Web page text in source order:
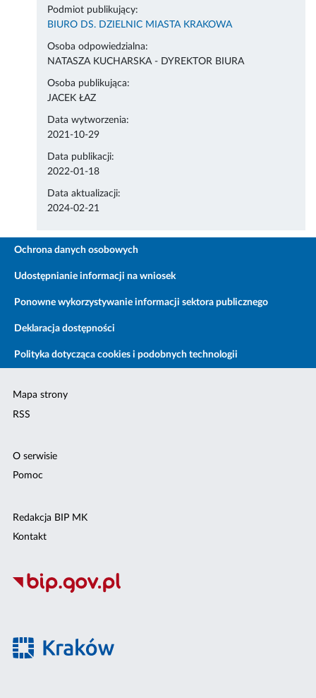
Podmiot publikujący:
BIURO DS. DZIELNIC MIASTA KRAKOWA
Osoba odpowiedzialna:
NATASZA KUCHARSKA - DYREKTOR BIURA
Osoba publikująca:
JACEK ŁAZ
Data wytworzenia:
2021-10-29
Data publikacji:
2022-01-18
Data aktualizacji:
2024-02-21
Ochrona danych osobowych
Udostępnianie informacji na wniosek
Ponowne wykorzystywanie informacji sektora publicznego
Deklaracja dostępności
Polityka dotycząca cookies i podobnych technologii
Mapa strony
RSS
O serwisie
Pomoc
Redakcja BIP MK
Kontakt